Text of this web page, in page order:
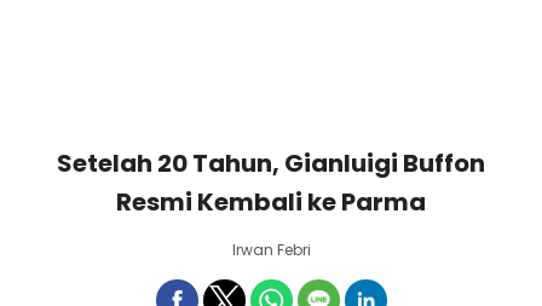
Setelah 20 Tahun, Gianluigi Buffon
Resmi Kembali ke Parma
Irwan Febri